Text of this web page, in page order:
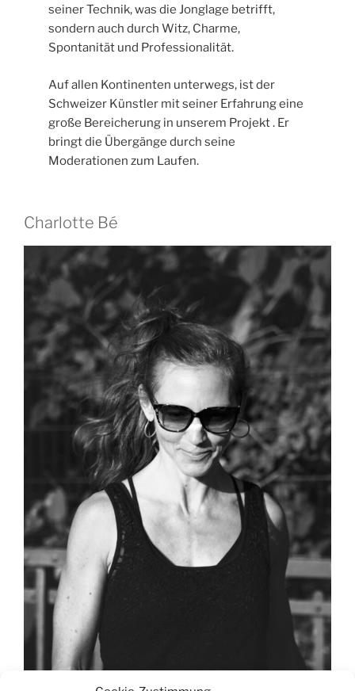
seiner Technik, was die Jonglage betrifft,
sondern auch durch Witz, Charme,
Spontanität und Professionalität.
Auf allen Kontinenten unterwegs, ist der
Schweizer Künstler mit seiner Erfahrung eine
große Bereicherung in unserem Projekt . Er
bringt die Übergänge durch seine
Moderationen zum Laufen.
Charlotte Bé